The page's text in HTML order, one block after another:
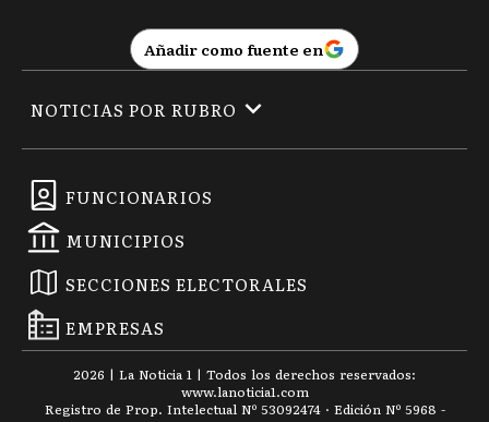
Añadir como fuente en
FUNCIONARIOS
MUNICIPIOS
SECCIONES ELECTORALES
EMPRESAS
NOTICIAS POR RUBRO
2026 | La Noticia 1 | Todos los derechos reservados:
www.lanoticia1.com
Registro de Prop. Intelectual Nº 53092474 · Edición Nº 5968 -